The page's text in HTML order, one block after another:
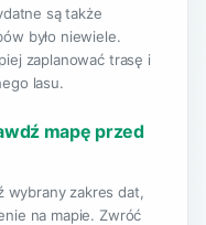
są także
było niewiele.
zaplanować trasę i
lasu.
mapę przed
wybrany zakres dat,
na mapie. Zwróć